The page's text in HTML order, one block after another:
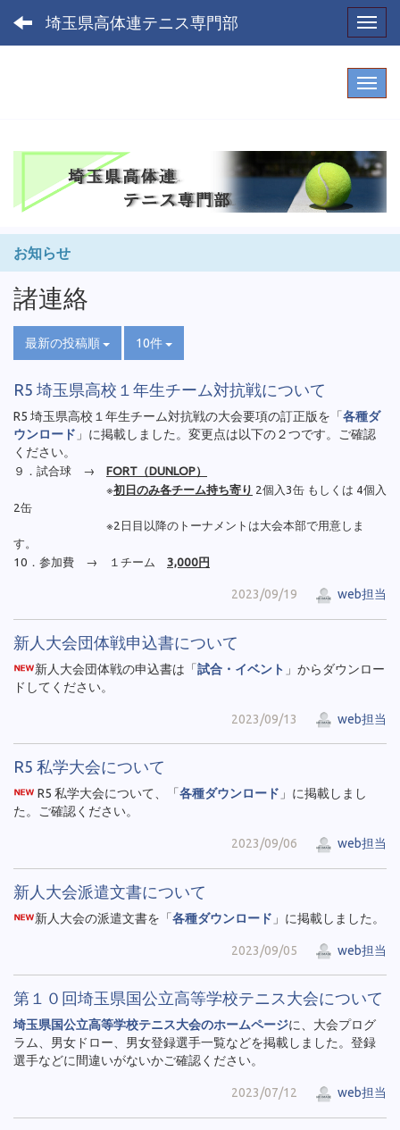
埼玉県高体連テニス専門部
お知らせ
諸連絡
最新の投稿順 10件
R5 埼玉県高校１年生チーム対抗戦について
R5 埼玉県高校１年生チーム対抗戦の大会要項の訂正版を「各種ダ
ウンロード 」に掲載しました。変更点は以下の２つです。ご確認
ください。
９．試合球 → FORT（DUNLOP）
※初日のみ各チーム持ち寄り 2個入3缶 もしくは 4個入
2缶
※2日目以降のトーナメントは大会本部で用意しま
す。
10．参加費 → １チーム 3,000円
2023/09/19 web担当
新人大会団体戦申込書について
新人大会団体戦の申込書は「試合・イベント 」からダウンロー
ドしてください。
2023/09/13 web担当
R5 私学大会について
R5 私学大会について、「各種ダウンロード 」に掲載しまし
た。ご確認ください。
2023/09/06 web担当
新人大会派遣文書について
新人大会の派遣文書を「各種ダウンロード 」に掲載しました。
2023/09/05 web担当
第１０回埼玉県国公立高等学校テニス大会について
埼玉県国公立高等学校テニス大会のホームページに、大会プログ
ラム、男女ドロー、男女登録選手一覧などを掲載しました。登録
選手などに間違いがないかご確認ください。
2023/07/12 web担当